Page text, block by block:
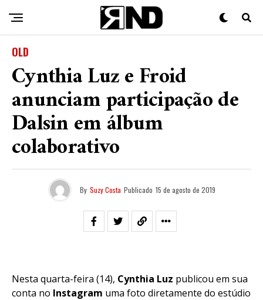
OLD
Cynthia Luz e Froid
anunciam participação de
Dalsin em álbum
colaborativo
By Suzy Costa Publicado 15 de agosto de 2019
Nesta quarta-feira (14), Cynthia Luz publicou em sua
conta no Instagram uma foto diretamente do estúdio